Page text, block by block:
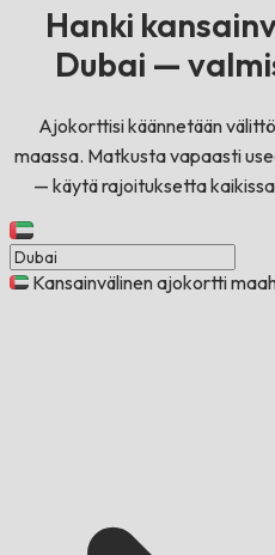
Hanki
Dubai —
Ajokorttisi käännetään
maassa. Matkusta vapaasti
— käytä rajoituksetta
Kansainvälinen ajokortti